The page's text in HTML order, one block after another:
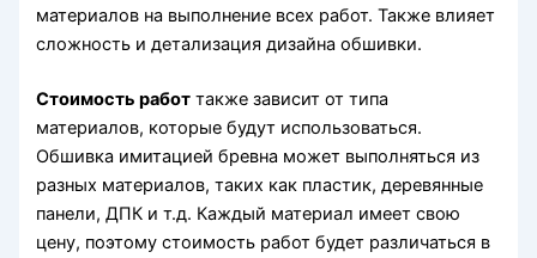
материалов на выполнение всех работ. Также влияет
сложность и детализация дизайна обшивки.
Стоимость работ также зависит от типа
материалов, которые будут использоваться.
Обшивка имитацией бревна может выполняться из
разных материалов, таких как пластик, деревянные
панели, ДПК и т.д. Каждый материал имеет свою
цену, поэтому стоимость работ будет различаться в